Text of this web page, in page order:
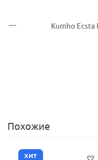
Похожие
ХИТ